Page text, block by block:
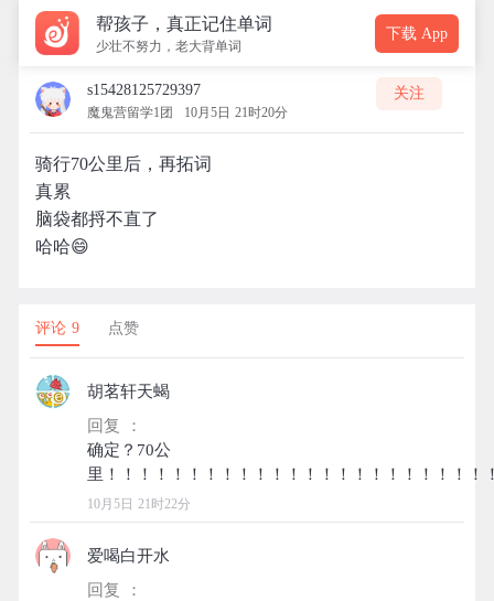
帮孩子，真正记住单词
少壮不努力，老大背单词
下载 App
s15428125729397
魔鬼营留学1团 10月5日 21时20分
关注
骑行70公里后，再拓词
真累
脑袋都捋不直了
哈哈😄
评论 9 点赞
胡茗轩天蝎
回复 ：
确定？70公
10月5日 21时22分
爱喝白开水
回复 ：